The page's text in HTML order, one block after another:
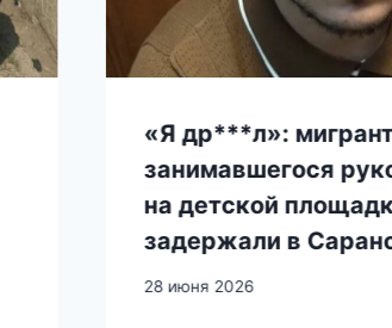
«Я др***л»:
занимавшегося
на детской
задержали в
28 июня 2026